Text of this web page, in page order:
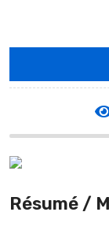
Résumé /